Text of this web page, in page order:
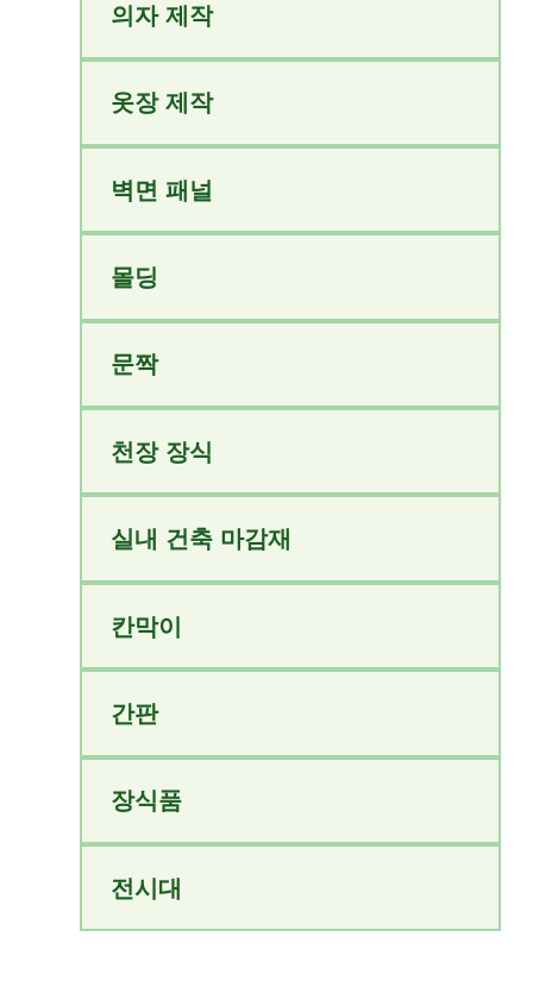
의자 제작
옷장 제작
벽면 패널
몰딩
문짝
천장 장식
실내 건축 마감재
칸막이
간판
장식품
전시대